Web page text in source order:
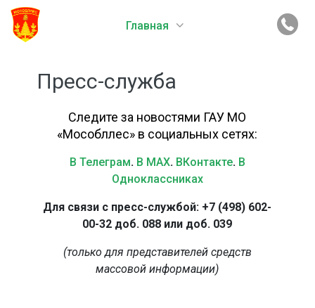
Главная
Пресс-служба
Следите за новостями ГАУ МО
«Мособллес» в социальных сетях:
В Телеграм. В MAX. ВКонтакте. В
Одноклассниках
Для связи с пресс-службой: +7 (498) 602-
00-32 доб. 088 или доб. 039
(только для представителей средств
массовой информации)